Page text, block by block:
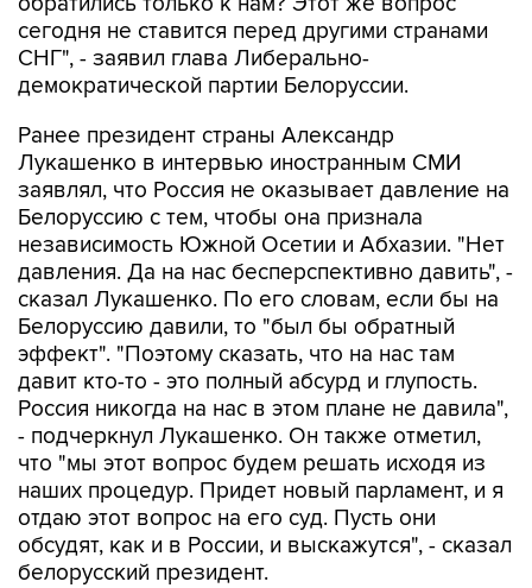
сегодня не ставится перед другими странами
СНГ", - заявил глава Либерально-
демократической партии Белоруссии.
Ранее президент страны Александр
Лукашенко в интервью иностранным СМИ
заявлял, что Россия не оказывает давление на
Белоруссию с тем, чтобы она признала
независимость Южной Осетии и Абхазии. "Нет
давления. Да на нас бесперспективно давить", -
сказал Лукашенко. По его словам, если бы на
Белоруссию давили, то "был бы обратный
эффект". "Поэтому сказать, что на нас там
давит кто-то - это полный абсурд и глупость.
Россия никогда на нас в этом плане не давила",
- подчеркнул Лукашенко. Он также отметил,
что "мы этот вопрос будем решать исходя из
наших процедур. Придет новый парламент, и я
отдаю этот вопрос на его суд. Пусть они
обсудят, как и в России, и выскажутся", - сказал
белорусский президент.